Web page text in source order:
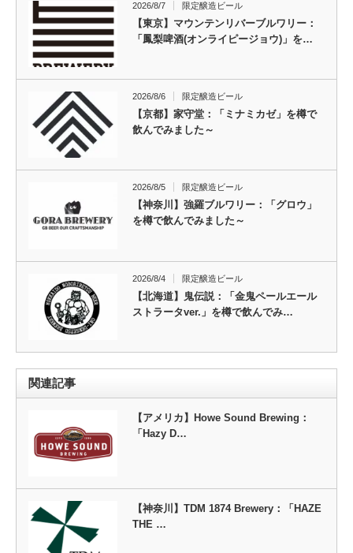
2026/8/7 限定醸造ビール
【東京】マウンテンリバーブルワリー：
「鳳梨啤酒(オンライピージョウ)」を…
2026/8/6 限定醸造ビール
【京都】家守堂：「ミナミカゼ」を樽で
飲んでみました～
2026/8/5 限定醸造ビール
【神奈川】強羅ブルワリー：「グロウ」
を樽で飲んでみました～
2026/8/4 限定醸造ビール
【北海道】鬼伝説：「金鬼ペールエール
ストラータver.」を樽で飲んでみ…
関連記事
【アメリカ】Howe Sound Brewing：
「Hazy D…
【神奈川】TDM 1874 Brewery：「HAZE
THE …